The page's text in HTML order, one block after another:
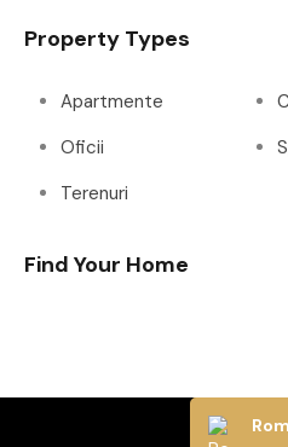
Property Types
Apartmente
Oficii
Terenuri
Find Your Home